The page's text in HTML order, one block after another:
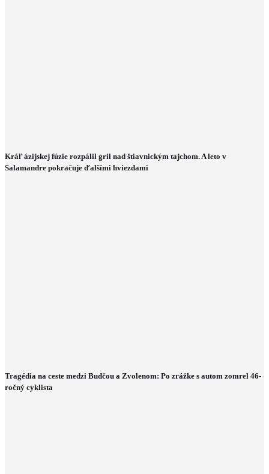
Kráľ ázijskej fúzie rozpálil gril nad štiavnickým tajchom. A leto v
Salamandre pokračuje ďalšími hviezdami
Tragédia na ceste medzi Budčou a Zvolenom: Po zrážke s autom zomrel 46-
ročný cyklista